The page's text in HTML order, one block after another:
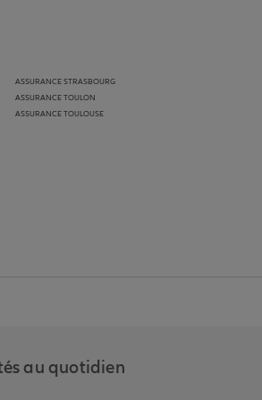
ASSURANCE STRASBOURG
ASSURANCE TOULON
ASSURANCE TOULOUSE
au quotidien